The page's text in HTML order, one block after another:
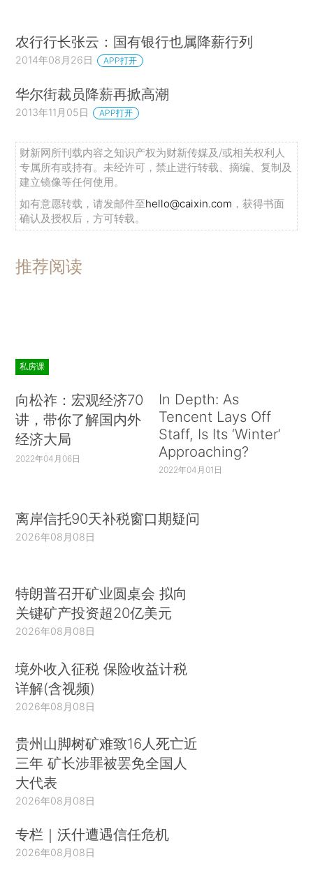
农行行长张云：国有银行也属降薪行列
2014年08月26日 APP打开
华尔街裁员降薪再掀高潮
2013年11月05日 APP打开
财新网所刊载内容之知识产权为财新传媒及/或相关权利人
专属所有或持有。未经许可，禁止进行转载、摘编、复制及
建立镜像等任何使用。
如有意愿转载，请发邮件至hello@caixin.com ，获得书面
确认及授权后，方可转载。
推荐阅读
私房课
向松祚：宏观经济70
讲，带你了解国内外
经济大局
2022年04月06日
In Depth: As
Tencent Lays Off
Staff, Is Its ‘Winter’
Approaching?
2022年04月01日
离岸信托90天补税窗口期疑问
2026年08月08日
特朗普召开矿业圆桌会 拟向
关键矿产投资超20亿美元
2026年08月08日
境外收入征税 保险收益计税
详解(含视频)
2026年08月08日
贵州山脚树矿难致16人死亡近
三年 矿长涉罪被罢免全国人
大代表
2026年08月08日
专栏｜沃什遭遇信任危机
2026年08月08日